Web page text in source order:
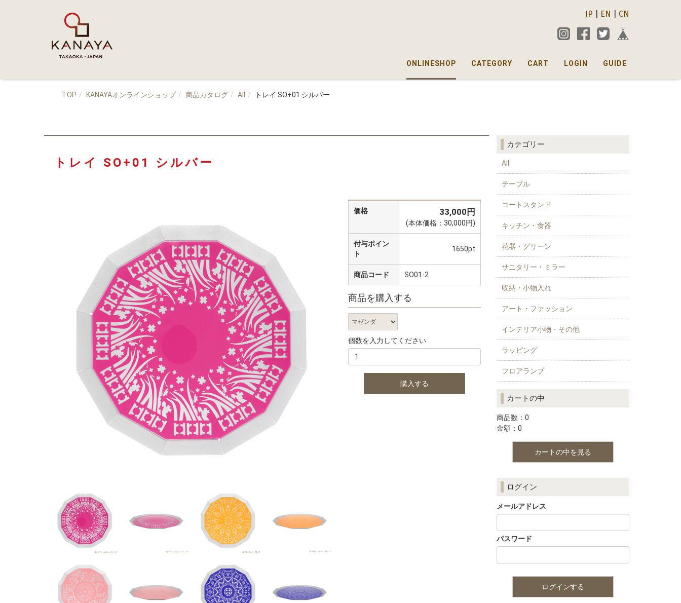
JP EN CN
ONLINESHOP CATEGORY CART LOGIN GUIDE
TOP KANAYAオンラインショップ 商品カタログ All トレイ SO+01 シルバー
トレイ SO+01 シルバー
価格 33,000円
(本体価格：30,000円)
付与ポイン
ト
1650pt
商品コード SO01-2
商品を購入する
個数を入力してください
カテゴリー
All
テーブル
コートスタンド
キッチン・食器
花器・グリーン
サニタリー・ミラー
収納・小物入れ
アート・ファッション
インテリア小物・その他
ラッピング
フロアランプ
カートの中
商品数：0
金額：0
カートの中を見る
ログイン
メールアドレス
パスワード